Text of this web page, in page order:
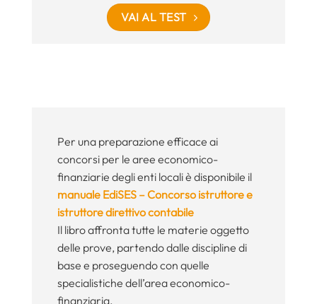
VAI AL TEST
Per una preparazione efficace ai
concorsi per le aree economico-
finanziarie degli enti locali è disponibile il
manuale EdiSES – Concorso istruttore e
istruttore direttivo contabile
Il libro affronta tutte le materie oggetto
delle prove, partendo dalle discipline di
base e proseguendo con quelle
specialistiche dell’area economico-
finanziaria.